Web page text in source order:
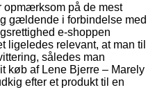
opmærksom på de mest
gældende i forbindelse med
e-shoppen
ligeledes relevant, at man til
således man
køb af Lene Bjerre – Marely
efter et produkt til en